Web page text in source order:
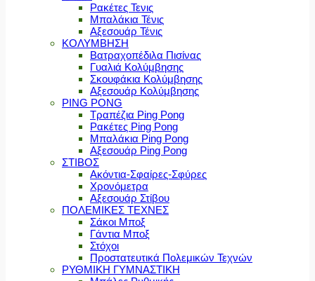
Ρακέτες Τενις
Μπαλάκια Τένις
Αξεσουάρ Τένις
ΚΟΛΥΜΒΗΣΗ
Βατραχοπέδιλα Πισίνας
Γυαλιά Κολύμβησης
Σκουφάκια Κολύμβησης
Αξεσουάρ Κολύμβησης
PING PONG
Τραπέζια Ping Pong
Ρακέτες Ping Pong
Μπαλάκια Ping Pong
Αξεσουάρ Ping Pong
ΣΤΙΒΟΣ
Ακόντια-Σφαίρες-Σφύρες
Χρονόμετρα
Αξεσουάρ Στίβου
ΠΟΛΕΜΙΚΕΣ ΤΕΧΝΕΣ
Σάκοι Μποξ
Γάντια Μποξ
Στόχοι
Προστατευτικά Πολεμικών Τεχνών
ΡΥΘΜΙΚΗ ΓΥΜΝΑΣΤΙΚΗ